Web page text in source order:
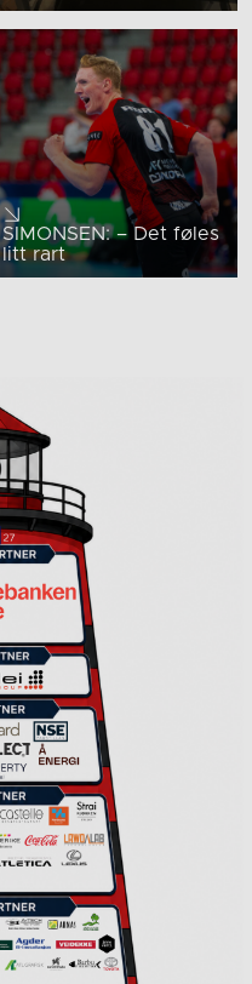
SIMONSEN: – Det føles
litt rart